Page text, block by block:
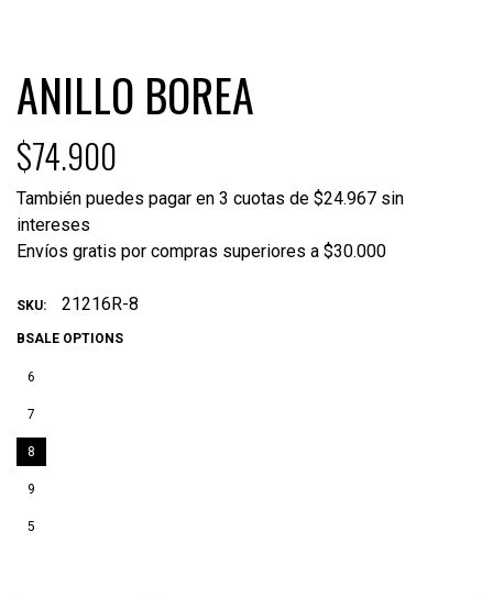
ANILLO BOREA
$74.900
También puedes pagar en 3 cuotas de $24.967 sin
intereses
Envíos gratis por compras superiores a $30.000
SKU: 21216R-8
BSALE OPTIONS
6
7
8
9
5